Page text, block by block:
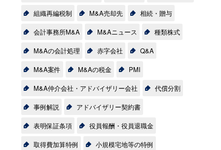
組織再編税制
M&A売却先
相続・贈与
会計事務所M&A
M&Aニュース
種類株式
M&Aの会計処理
赤字会社
Q&A
M&A案件
M&Aの税金
PMI
M&A仲介会社・アドバイザリー会社
代償分割
事例解説
アドバイザリー契約書
表明保証条項
役員報酬・役員退職金
取得費加算特例
小規模宅地等の特例